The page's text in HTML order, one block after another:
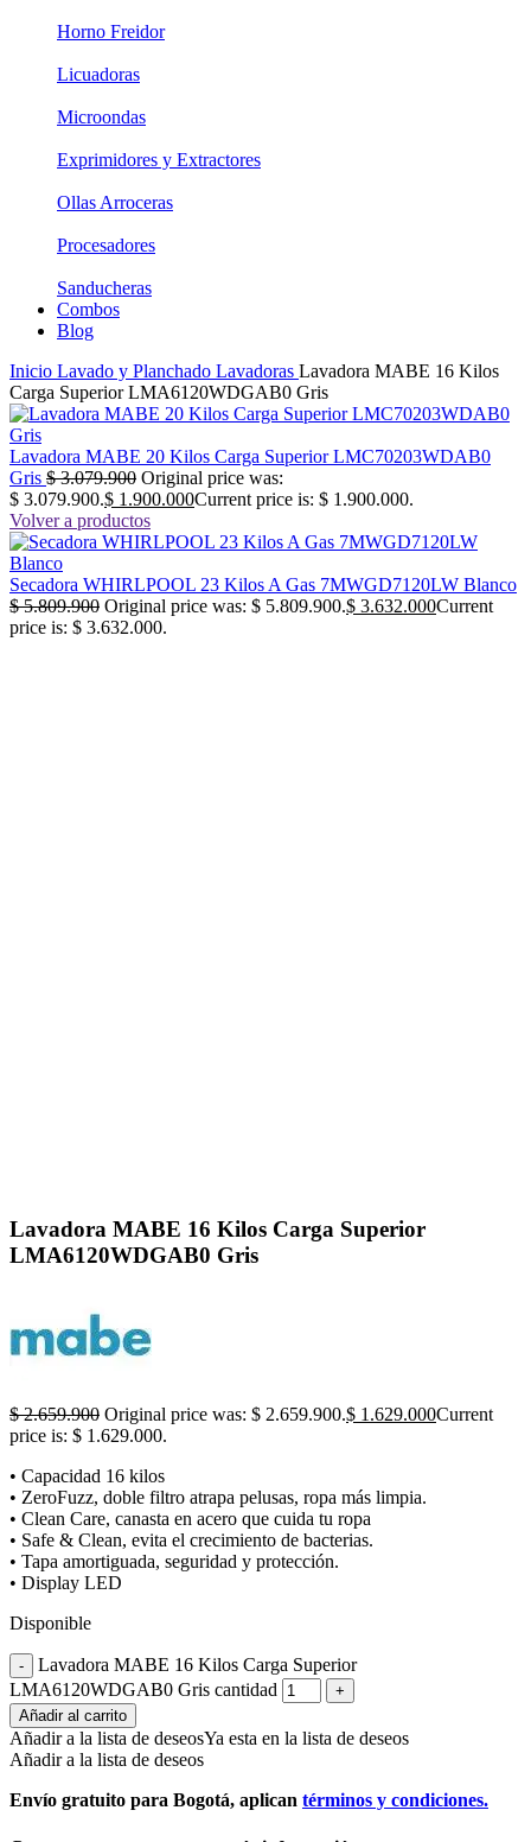
Horno Freidor
Licuadoras
Microondas
Exprimidores y Extractores
Ollas Arroceras
Procesadores
Sanducheras
Combos
Blog
Inicio Lavado y Planchado Lavadoras Lavadora MABE 16 Kilos
Carga Superior LMA6120WDGAB0 Gris
Lavadora MABE 20 Kilos Carga Superior LMC70203WDAB0
Gris $3.079.900 Original price was:
$ 3.079.900.$ 1.900.000Current price is: $ 1.900.000.
Volver a productos
Secadora WHIRLPOOL 23 Kilos A Gas 7MWGD7120LW Blanco
$5.809.900 Original price was: $ 5.809.900.$ 3.632.000Current
price is: $ 3.632.000.
Lavadora MABE 16 Kilos Carga Superior
LMA6120WDGAB0 Gris
$2.659.900 Original price was: $ 2.659.900.$ 1.629.000Current
price is: $ 1.629.000.
• Capacidad 16 kilos
• ZeroFuzz, doble filtro atrapa pelusas, ropa más limpia.
• Clean Care, canasta en acero que cuida tu ropa
• Safe & Clean, evita el crecimiento de bacterias.
• Tapa amortiguada, seguridad y protección.
• Display LED
Disponible
Lavadora MABE 16 Kilos Carga Superior
LMA6120WDGAB0 Gris cantidad
Añadir al carrito
Añadir a la lista de deseosYa esta en la lista de deseos
Añadir a la lista de deseos
Envío gratuito para Bogotá, aplican términos y condiciones.